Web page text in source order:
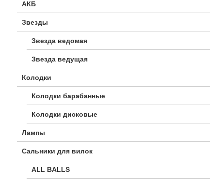
АКБ
Звезды
Звезда ведомая
Звезда ведущая
Колодки
Колодки барабанные
Колодки дисковые
Лампы
Сальники для вилок
ALL BALLS